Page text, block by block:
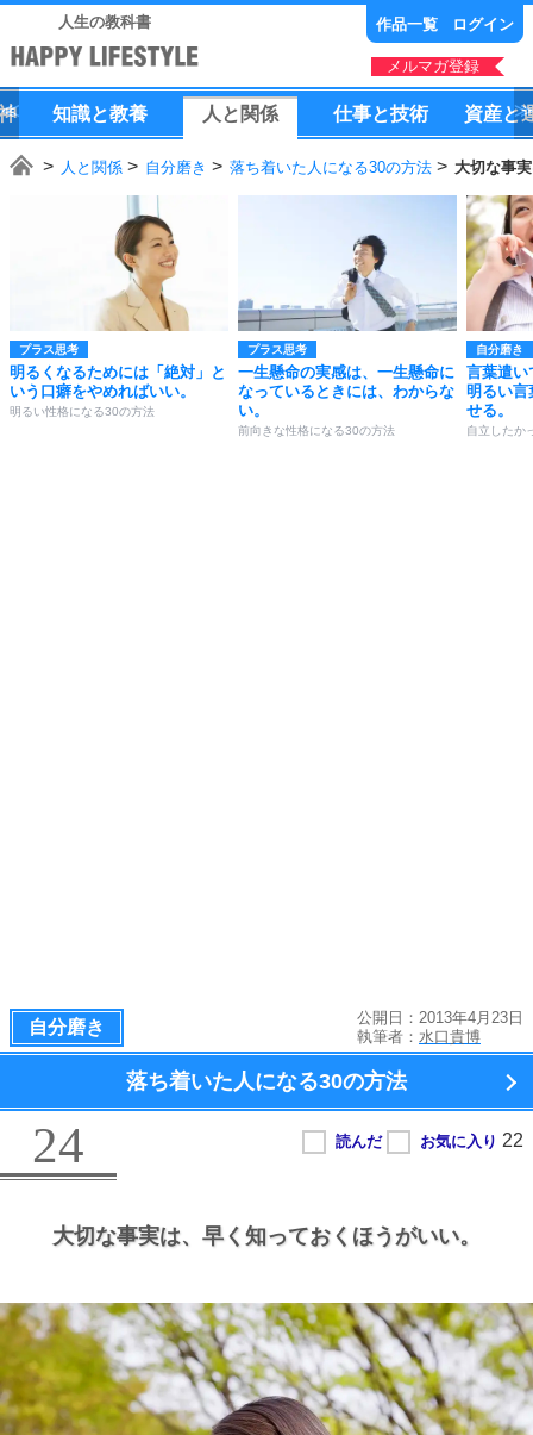
人生の教科書 作品一覧 ログイン
メルマガ登録
知識と教養 人 と 関係 仕事と技術 資産と
人と関係 自分磨き 落ち着いた人になる30の方法 大切な事
プラス思考
明るくなるためには「絶対」と
いう口癖をやめればいい。
明るい性格になる30の方法
プラス思考
一生懸命の実感は、一生懸命に
なっているときには、わからな
い。
前向きな性格になる30の方法
自分磨き
言葉遣い
明るい言
せる。
自立したか
自分磨き
公開日：2013年4月23日
執筆者： 水口貴博
落ち着いた人になる30の方法
24
大切な事実は、 早く知っておくほうがいい。